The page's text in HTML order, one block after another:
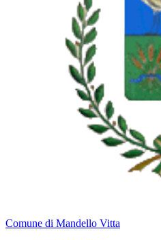
Comune di Mandello Vitta